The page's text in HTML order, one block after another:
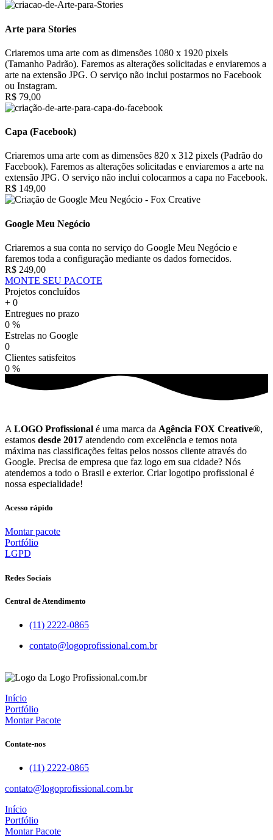
Arte para Stories
Criaremos uma arte com as dimensões 1080 x 1920 pixels
(Tamanho Padrão). Faremos as alterações solicitadas e enviaremos a
arte na extensão JPG. O serviço não inclui postarmos no Facebook
ou Instagram.
R$ 79,00
Capa (Facebook)
Criaremos uma arte com as dimensões 820 x 312 pixels (Padrão do
Facebook). Faremos as alterações solicitadas e enviaremos a arte na
extensão JPG. O serviço não inclui colocarmos a capa no Facebook.
R$ 149,00
Google Meu Negócio
Criaremos a sua conta no serviço do Google Meu Negócio e
faremos toda a configuração mediante os dados fornecidos.
R$ 249,00
MONTE SEU PACOTE
Projetos concluídos
+ 0
Entregues no prazo
0 %
Estrelas no Google
0
Clientes satisfeitos
0 %
A LOGO Profissional é uma marca da Agência FOX Creative®,
estamos desde 2017 atendendo com excelência e temos nota
máxima nas classificações feitas pelos nossos cliente através do
Google. Precisa de empresa que faz logo em sua cidade? Nós
atendemos a todo o Brasil e exterior. Criar logotipo profissional é
nossa especialidade!
Acesso rápido
Montar pacote
Portfólio
LGPD
Redes Sociais
Central de Atendimento
(11) 2222-0865
contato@logoprofissional.com.br
Início
Portfólio
Montar Pacote
Contate-nos
(11) 2222-0865
contato@logoprofissional.com.br
Início
Portfólio
Montar Pacote